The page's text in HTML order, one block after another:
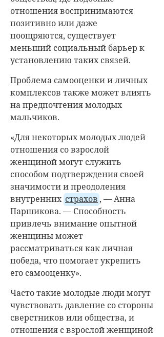
отношения воспринимаются
позитивно или даже
поощряются, существует
меньший социальный барьер к
установлению таких связей.
Проблема самооценки и личных
комплексов также может влиять
на предпочтения молодых
мальчиков.
«Для некоторых молодых людей
отношения со взрослой
женщиной могут служить
способом подтверждения своей
значимости и преодоления
внутренних страхов , — Анна
Паршикова. — Способность
привлечь внимание опытной
женщины может
рассматриваться как личная
победа, что помогает укрепить
его самооценку».
Часто такие молодые люди могут
чувствовать давление со стороны
сверстников или общества, и
отношения с взрослой женщиной